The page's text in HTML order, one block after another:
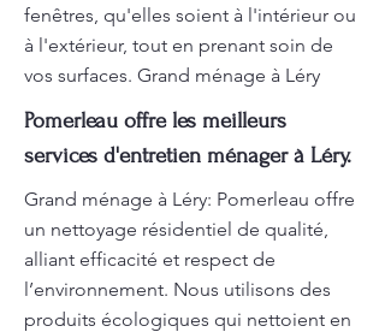
fenêtres, qu'elles soient à l'intérieur ou
à l'extérieur, tout en prenant soin de
vos surfaces. Grand ménage à Léry
Pomerleau offre les meilleurs
services d'entretien ménager à Léry.
Grand ménage à Léry: Pomerleau offre
un nettoyage résidentiel de qualité,
alliant efficacité et respect de
l’environnement. Nous utilisons des
produits écologiques qui nettoient en